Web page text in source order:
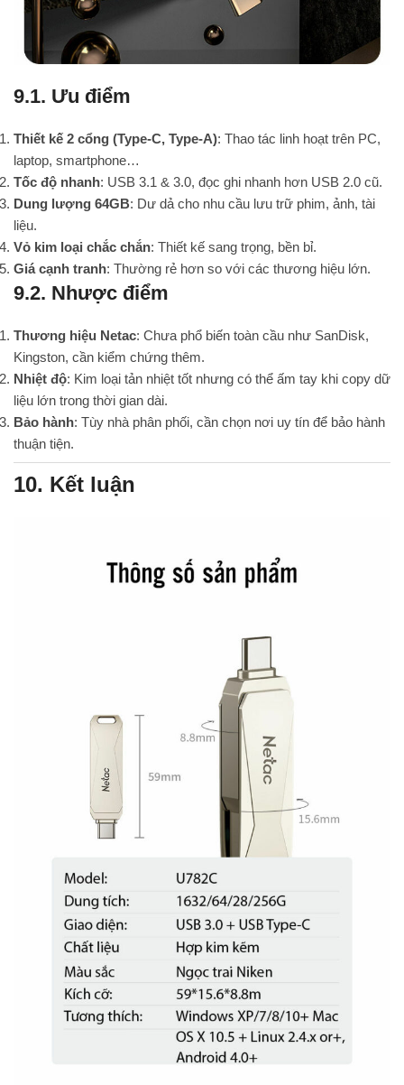
9.1. Ưu điểm
Thiết kế 2 cổng (Type-C, Type-A): Thao tác linh hoạt trên PC,
laptop, smartphone…
Tốc độ nhanh: USB 3.1 & 3.0, đọc ghi nhanh hơn USB 2.0 cũ.
Dung lượng 64GB: Dư dả cho nhu cầu lưu trữ phim, ảnh, tài
liệu.
Vỏ kim loại chắc chắn: Thiết kế sang trọng, bền bỉ.
Giá cạnh tranh: Thường rẻ hơn so với các thương hiệu lớn.
9.2. Nhược điểm
Thương hiệu Netac: Chưa phổ biến toàn cầu như SanDisk,
Kingston, cần kiểm chứng thêm.
Nhiệt độ: Kim loại tản nhiệt tốt nhưng có thể ấm tay khi copy dữ
liệu lớn trong thời gian dài.
Bảo hành: Tùy nhà phân phối, cần chọn nơi uy tín để bảo hành
thuận tiện.
10. Kết luận